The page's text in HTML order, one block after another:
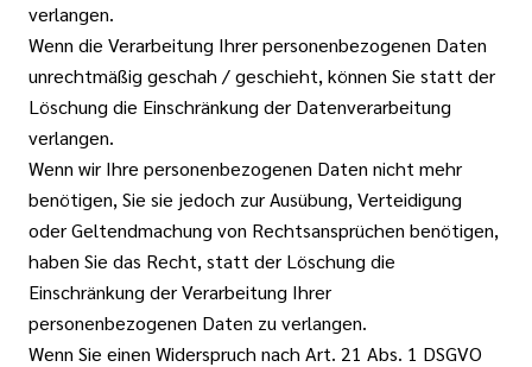
verlangen.
Wenn die Verarbeitung Ihrer personenbezogenen Daten
unrechtmäßig geschah / geschieht, können Sie statt der
Löschung die Einschränkung der Datenverarbeitung
verlangen.
Wenn wir Ihre personenbezogenen Daten nicht mehr
benötigen, Sie sie jedoch zur Ausübung, Verteidigung
oder Geltendmachung von Rechtsansprüchen benötigen,
haben Sie das Recht, statt der Löschung die
Einschränkung der Verarbeitung Ihrer
personenbezogenen Daten zu verlangen.
Wenn Sie einen Widerspruch nach Art. 21 Abs. 1 DSGVO